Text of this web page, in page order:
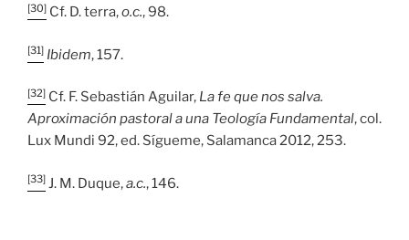
[30] Cf. D. terra,o.c., 98.
[31] Ibidem, 157.
[32] Cf. F. Sebastián Aguilar, La fe que nos salva.
Aproximación pastoral a una Teología Fundamental, col.
Lux Mundi 92, ed. Sígueme, Salamanca 2012, 253.
[33] J. M. Duque,a.c., 146.